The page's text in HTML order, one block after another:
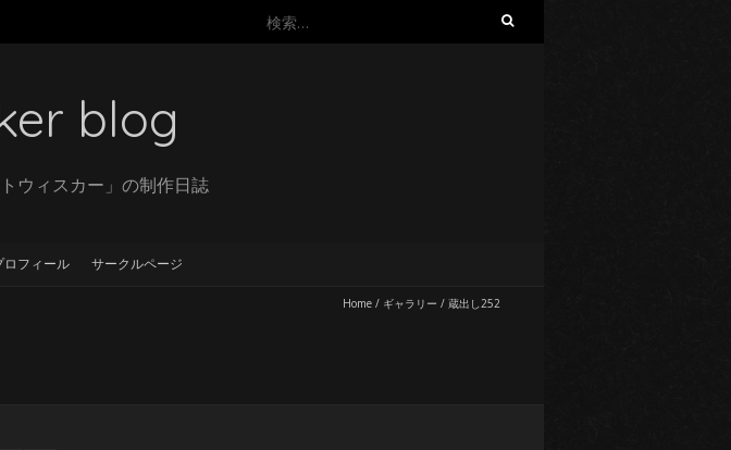
検
blog
ウィスカー」の制作日誌
ロフィール サークルページ
Home / ギャラリー / 蔵出し252